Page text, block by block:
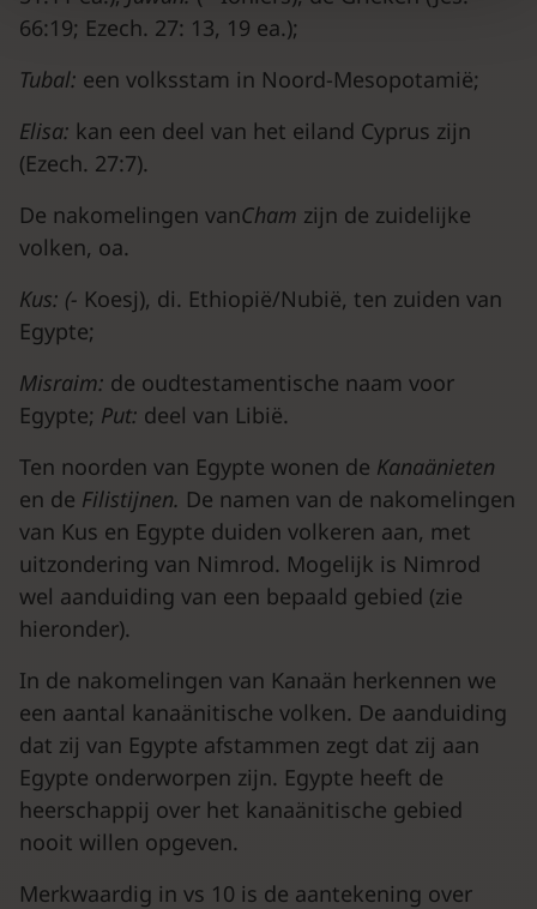
66:19; Ezech. 27: 13, 19 ea.);
Tubal: een volksstam in Noord-Mesopotamië;
Elisa: kan een deel van het eiland Cyprus zijn
(Ezech. 27:7).
De nakomelingen vanCham zijn de zuidelijke
volken, oa.
Kus: (- Koesj), di. Ethiopië/Nubië, ten zuiden van
Egypte;
Misraim: de oudtestamentische naam voor
Egypte; Put: deel van Libië.
Ten noorden van Egypte wonen de Kanaänieten
en de Filistijnen. De namen van de nakomelingen
van Kus en Egypte duiden volkeren aan, met
uitzondering van Nimrod. Mogelijk is Nimrod
wel aanduiding van een bepaald gebied (zie
hieronder).
In de nakomelingen van Kanaän herkennen we
een aantal kanaänitische volken. De aanduiding
dat zij van Egypte afstammen zegt dat zij aan
Egypte onderworpen zijn. Egypte heeft de
heerschappij over het kanaänitische gebied
nooit willen opgeven.
Merkwaardig in vs 10 is de aantekening over